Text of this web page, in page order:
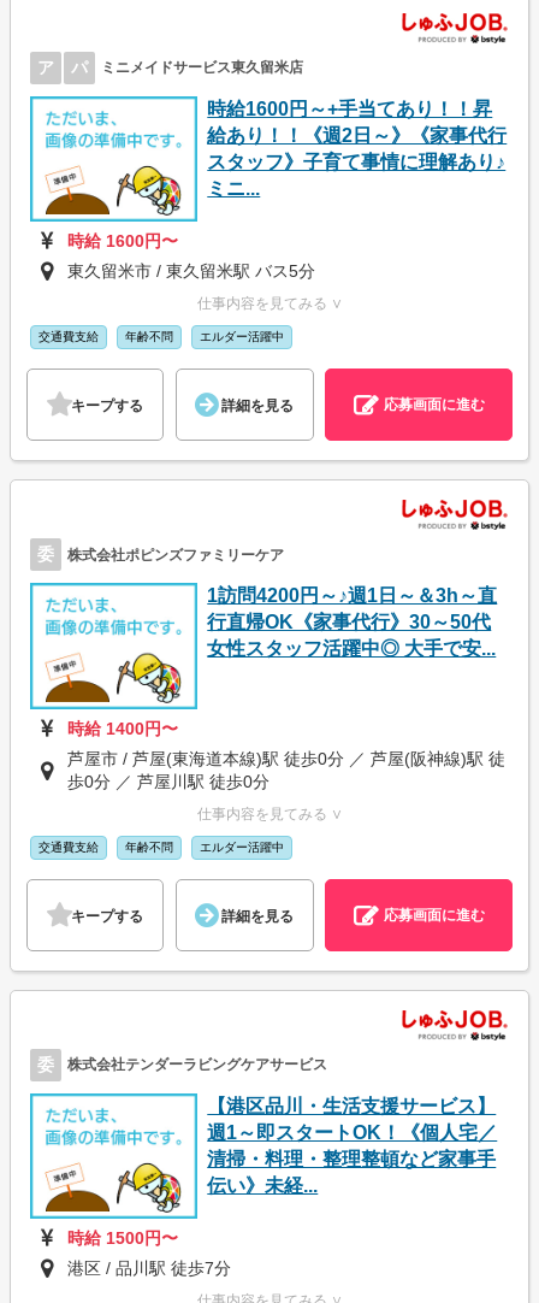
ア パ ミニメイドサービス東久留米店
時給1600円～+手当てあり！！昇
給あり！！《週2日～》《家事代行
スタッフ》子育て事情に理解あり♪
ミニ...
時給 1600円〜
東久留米市 / 東久留米駅 バス5分
仕事内容を見てみる ∨
交通費支給 年齢不問 エルダー活躍中
キープする 詳細を見る 応募画面に進む
委 株式会社ポピンズファミリーケア
1訪問4200円～♪週1日～＆3h～直
行直帰OK《家事代行》30～50代
女性スタッフ活躍中◎ 大手で安...
時給 1400円〜
芦屋市 / 芦屋(東海道本線)駅 徒歩0分 ／ 芦屋(阪神線)駅 徒
歩0分 ／ 芦屋川駅 徒歩0分
仕事内容を見てみる ∨
交通費支給 年齢不問 エルダー活躍中
キープする 詳細を見る 応募画面に進む
委 株式会社テンダーラビングケアサービス
【港区品川・生活支援サービス】
週1～即スタートOK！《個人宅／
清掃・料理・整理整頓など家事手
伝い》未経...
時給 1500円〜
港区 / 品川駅 徒歩7分